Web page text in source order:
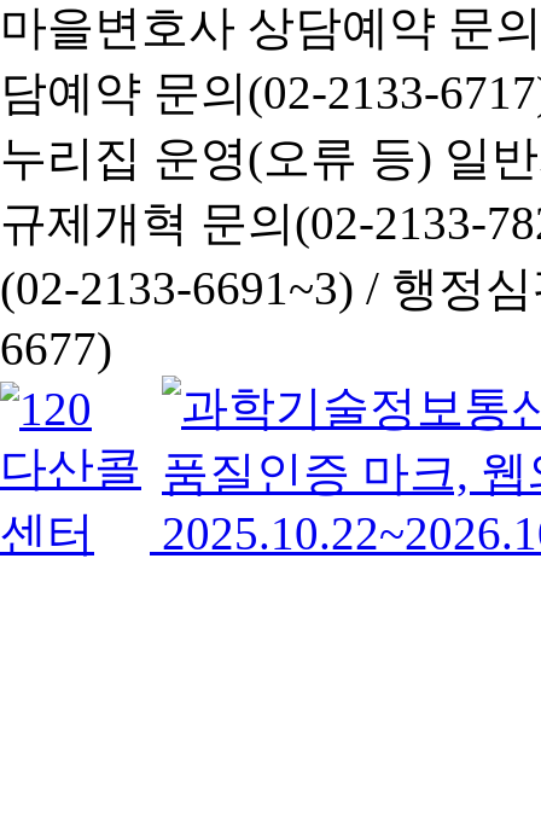
마을변호사 상담예약 문
담예약 문의(02-2133-
누리집 운영(오류 등) 일
규제개혁 문의(02-2133-
(02-2133-6691~3) / 행정심
6677)